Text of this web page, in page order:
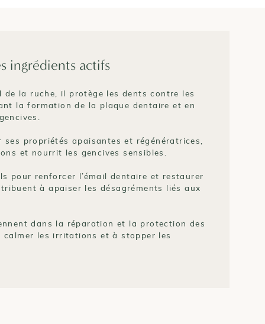
ingrédients actifs
la ruche, il protège les dents contre les
la formation de la plaque dentaire et en
ses propriétés apaisantes et régénératrices,
et nourrit les gencives sensibles.
pour renforcer l’émail dentaire et restaurer
à apaiser les désagréments liés aux
dans la réparation et la protection des
les irritations et à stopper les